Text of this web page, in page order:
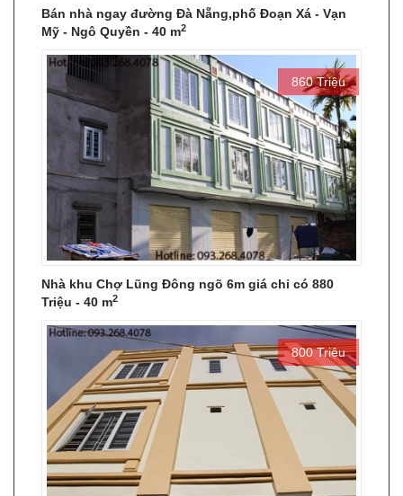
Bán nhà ngay đường Đà Nẵng,phố Đoạn Xá - Vạn
Mỹ - Ngô Quyền - 40 m2
860 Triệu
Nhà khu Chợ Lũng Đông ngõ 6m giá chỉ có 880
Triệu - 40 m2
800 Triệu